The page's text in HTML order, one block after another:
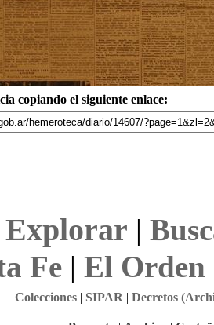
copiando el siguiente enlace:
Explorar |
Fe| El Orden
Colecciones| SIPAR | Decretos